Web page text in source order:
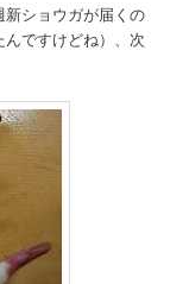
ショウガが届くの
ですけどね）、次